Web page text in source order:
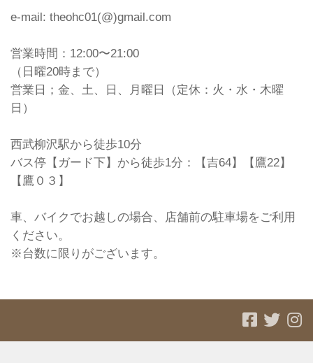
e-mail: theohc01(@)gmail.com
営業時間：12:00〜21:00
（日曜20時まで）
営業日；金、土、日、月曜日（定休：火・水・木曜
日）
西武柳沢駅から徒歩10分
バス停【ガード下】から徒歩1分：【吉64】【鷹22】
【鷹０３】
車、バイクでお越しの場合、店舗前の駐車場をご利用
ください。
※台数に限りがございます。